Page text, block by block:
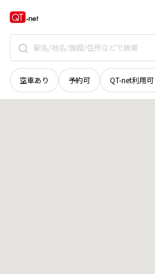
空車あり 予約可 QT-net利用可
島根県